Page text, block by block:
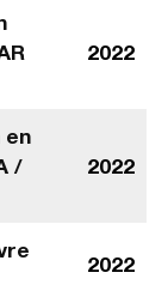
2022
en
/
2022
2022